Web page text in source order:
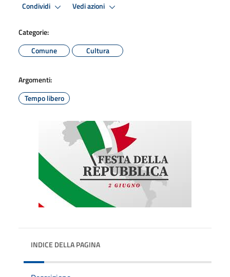
Condividi Vedi azioni
Categorie:
Comune
Cultura
Argomenti:
Tempo libero
INDICE DELLA PAGINA